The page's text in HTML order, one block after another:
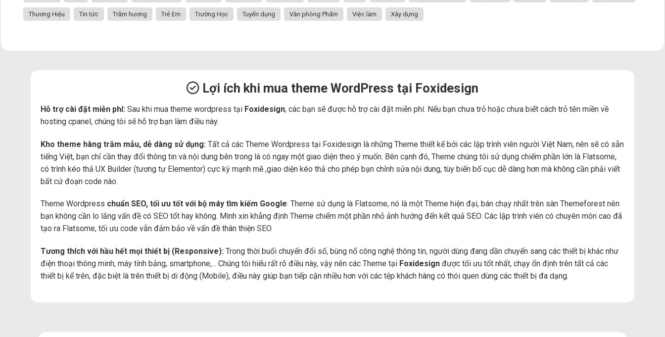
Thương Hiệu Tin tức Trầm hương Trẻ Em Trường Học Tuyển dụng Văn phòng Phẩm Việc làm Xây dựng
Lợi ích khi mua theme WordPress tại Foxidesign
Hỗ trợ cài đặt miễn phí: Sau khi mua theme wordpress tại Foxidesign, các bạn sẽ được hỗ trợ cài đặt miễn phí. Nếu bạn chưa trỏ hoặc chưa biết cách trỏ tên miền về
hosting cpanel, chúng tôi sẽ hỗ trợ bạn làm điều này.
Kho theme hàng trăm mẫu, dễ dàng sử dụng: Tất cả các Theme Wordpress tại Foxidesign là những Theme thiết kế bởi các lập trình viên người Việt Nam, nên sẽ có sẵn
tiếng Việt, bạn chỉ cần thay đổi thông tin và nội dung bên trong là có ngay một giao diện theo ý muốn. Bên cạnh đó, Theme chúng tôi sử dụng chiếm phần lớn là Flatsome,
có trình kéo thả UX Builder (tương tự Elementor) cực kỳ mạnh mẽ ,giao diện kéo thả cho phép bạn chỉnh sửa nội dung, tùy biến bố cục dễ dàng hơn mà không cần phải viết
bất cứ đoạn code nào.
Theme Wordpress chuẩn SEO, tối ưu tốt với bộ máy tìm kiếm Google: Theme sử dụng là Flatsome, nó là một Theme hiện đại, bán chạy nhất trên sàn Themeforest nên
bạn không cần lo lắng vấn đề có SEO tốt hay không. Mình xin khẳng định Theme chiếm một phần nhỏ ảnh hướng đến kết quả SEO. Các lập trình viên có chuyên môn cao đã
tạo ra Flatsome, tối ưu code vẫn đảm bảo về vấn đề thân thiện SEO.
Tương thích với hầu hết mọi thiết bị (Responsive): Trong thời buổi chuyển đổi số, bùng nổ công nghệ thông tin, người dùng đang dần chuyển sang các thiết bị khác như
điện thoại thông minh, máy tính bảng, smartphone,... Chúng tôi hiểu rất rõ điều này, vậy nên các Theme tại Foxidesign được tối ưu tốt nhất, chạy ổn định trên tất cả các
thiết bị kể trên, đặc biệt là trên thiết bị di động (Mobile), điều này giúp bạn tiếp cận nhiều hơn với các tệp khách hàng có thói quen dùng các thiết bị đa dạng.